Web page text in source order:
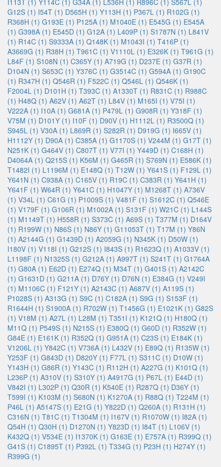
I113T (1) Y114C (1) G34A (1) L536H (1) R896C (1) S567L (1)
G12S (1) I54T (1) D565H (1) Y113H (1) P367L (1) R102G (1)
R368H (1) G193E (1) P125A (1) M1040E (1) E545G (1) E545A
(1) G398A (1) E545D (1) G12A (1) L409P (1) S1787N (1) L841V
(1) R14C (1) S9333A (1) Q148K (1) M1043I (1) T416P (1)
A3669G (1) R38H (1) T961C (1) V1110L (1) E326K (1) T961G (1)
L84F (1) S108N (1) C365Y (1) A719G (1) D237E (1) G37R (1)
D104N (1) S653C (1) Y376C (1) G3514C (1) G594A (1) G190C
(1) R347H (1) Q546R (1) F522C (1) Q546L (1) Q546K (1)
F2004L (1) D101H (1) T393C (1) A1330T (1) R831C (1) R988C
(1) H48Q (1) A62V (1) A62T (1) L84V (1) M165I (1) V75I (1)
V222A (1) I10A (1) G681A (1) P479L (1) G908R (1) Y318F (1)
V75M (1) D101Y (1) I10F (1) D90V (1) H1112L (1) R3500Q (1)
S945L (1) V30A (1) L869R (1) S282R (1) D919G (1) I665V (1)
H1112Y (1) D90A (1) C385A (1) G1170S (1) V244M (1) G17T (1)
N251K (1) G464V (1) C807T (1) V77I (1) Y449D (1) C168H (1)
D4064A (1) Q215S (1) K56M (1) G465R (1) S769N (1) E586K (1)
T1482I (1) L1196M (1) E148Q (1) T12W (1) Y641S (1) F129L (1)
Y641N (1) C938A (1) C165V (1) R19C (1) C383R (1) Y641H (1)
Y641F (1) W64R (1) Y641C (1) H1047Y (1) M1268T (1) A736V
(1) V34L (1) C61G (1) P1009S (1) V481F (1) S1612C (1) Q546E
(1) V179F (1) G106R (1) M1002A (1) S131F (1) W21C (1) L144S
(1) M1149T (1) H558R (1) S373C (1) A69S (1) T377M (1) D164V
(1) R199W (1) N86S (1) N86Y (1) G11053T (1) T17M (1) Y86N
(1) A2144G (1) G1439D (1) A2059G (1) N345K (1) D50W (1)
I180V (1) V118I (1) G212S (1) I843S (1) R1623Q (1) A1033V (1)
L1198F (1) N1325S (1) G212A (1) A997T (1) S241T (1) G1764A
(1) G80A (1) E62D (1) E274Q (1) M34T (1) G401S (1) A2142C
(1) G1631D (1) G211A (1) D76Y (1) D76N (1) E384G (1) V249I
(1) M1106C (1) F121Y (1) A2143C (1) A687V (1) A119S (1)
P1028S (1) A313G (1) S9C (1) C182A (1) S9G (1) S153F (1)
R1644H (1) S1900A (1) R702W (1) T1456G (1) E1021K (1) G82S
(1) V18M (1) A27L (1) L28M (1) T351I (1) K121Q (1) H180Q (1)
M11Q (1) P549S (1) N215S (1) E380Q (1) G60D (1) R352W (1)
G84E (1) E161K (1) R352Q (1) G951A (1) C23S (1) E184K (1)
V1206L (1) Y842C (1) V736A (1) L432V (1) E89Q (1) R135W (1)
Y253F (1) G843D (1) D820Y (1) F77L (1) S311C (1) D10W (1)
Y143H (1) G86R (1) Y143C (1) R112H (1) A227G (1) K101Q (1)
L236P (1) A310V (1) S310Y (1) A4917G (1) P67L (1) E44D (1)
V842I (1) L302P (1) Q30R (1) K540E (1) R287Q (1) D36Y (1)
T599I (1) K103M (1) S680N (1) K1270A (1) R88Q (1) T224M (1)
P46L (1) A5147S (1) E21G (1) Y822D (1) Q260A (1) R131H (1)
C316N (1) T81C (1) T1304M (1) I167V (1) R1070W (1) I82A (1)
Q54H (1) Q30H (1) D1270N (1) Y823D (1) I84T (1) L106V (1)
K432Q (1) V534E (1) I1370K (1) G163E (1) E757A (1) R399Q (1)
G41S (1) C1895T (1) P392L (1) T334G (1) P23H (1) H274Y (1)
R399G (1)